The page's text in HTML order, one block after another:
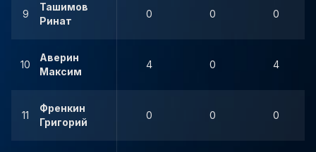
9
Ташимов
Ринат
0 0 0
10
Аверин
Максим
4 0 4
11
Френкин
Григорий
0 0 0